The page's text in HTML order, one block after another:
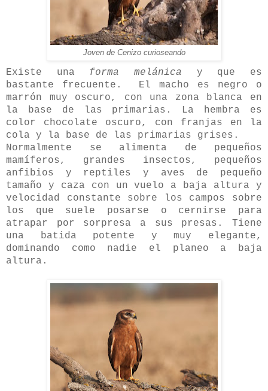
Joven de Cenizo curioseando
Existe una forma melánica y que es
bastante frecuente. El macho es negro o
marrón muy oscuro, con una zona blanca en
la base de las primarias. La hembra es
color chocolate oscuro, con franjas en la
cola y la base de las primarias grises.
Normalmente se alimenta de pequeños
mamíferos, grandes insectos, pequeños
anfibios y reptiles y aves de pequeño
tamaño y caza con un vuelo a baja altura y
velocidad constante sobre los campos sobre
los que suele posarse o cernirse para
atrapar por sorpresa a sus presas. Tiene
una batida potente y muy elegante,
dominando como nadie el planeo a baja
altura.